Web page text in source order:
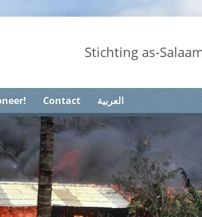
Stichting as-
Contact العربية